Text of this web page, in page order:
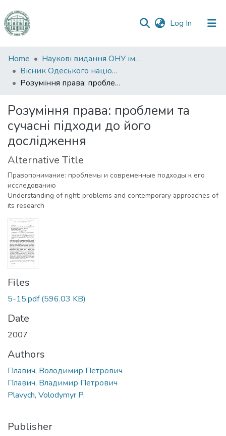
Log In (current)
Communities
&
Collections
Statistics
Home
Наукові видання ОНУ імені І. І. Мечникова
Вісник Одеського національного університету. Правознавство
Розуміння права: проблеми та сучасні підходи до його дослідження
Розуміння права: проблеми та
сучасні підходи до його
дослідження
Alternative Title
Правопонимание: проблемы и современные подходы к его
исследованию
Understanding of right: problems and contemporary approaches of
its research
Files
5-15.pdf(596.03 KB)
Date
2007
Authors
Плавич, Володимир Петрович
Плавич, Владимир Петрович
Plavych, Volodymyr P.
Publisher